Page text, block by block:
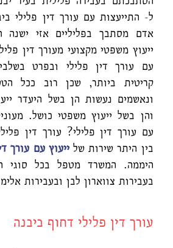
ל- התייעצות עם עורך דין פלילי
אדם מסתבך בפליליים אזי ישנה
ייעוץ משפטי מקצועי מעורך דין
עם עורך דין פלילי ובפרט
קריטית ביותר, שכן רוב ככל
ונאשמים נעשות הן בשל היעדר
והן בשל ייעוץ משפטי כושל.
עם עורך דין פלילי? עורך דין
בין היתר שירות שלייעוץ עם עורך
היממה. המשרד מטפל בכל סוגי
בעבירות צווארון לבן ובעבירות
עורך דין פלילי דחוף ביבנה